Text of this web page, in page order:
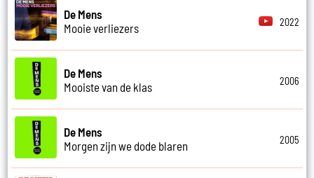
De Mens
Mooie verliezers
2022
De Mens
Mooiste van de klas
2006
De Mens
Morgen zijn we dode blaren
2005